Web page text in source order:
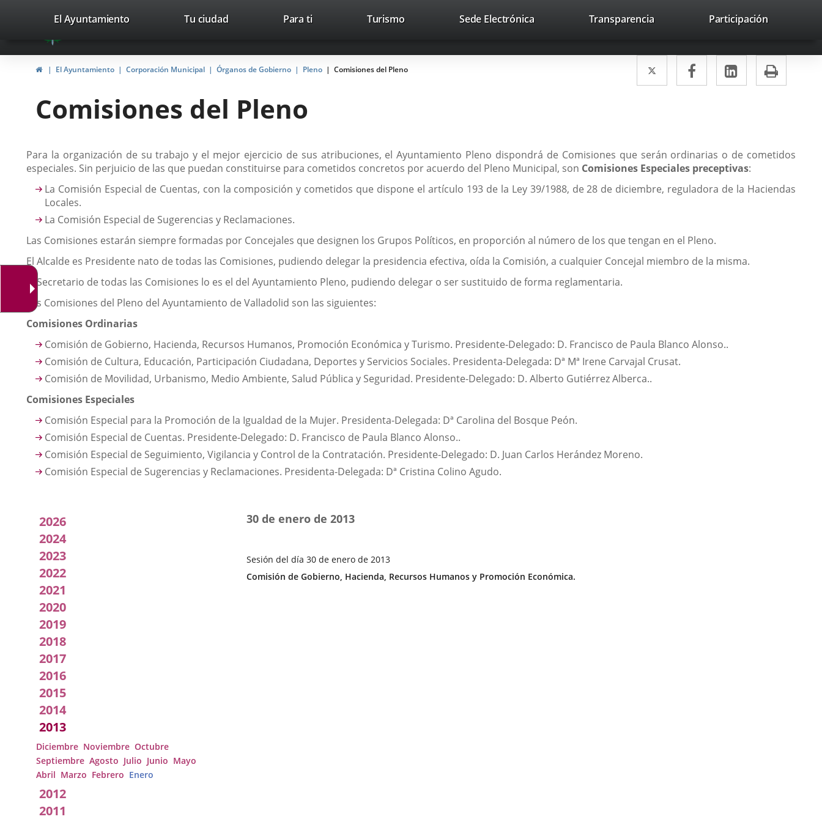
Portal
Web
del
avaTop Trabaja con nosotros Contacto avaHeaderSocial
Enlace
una
Enlace
una
aplicación
externa.
Enlace
una
aplicación
externa.
Buscar
valladolid.es
El Ayuntamiento Tu ciudad Para ti TurismoEste
abrirá
en
Sede ElectrónicaEnlace
aplicación
Transparencia Participación
InicioEl Ayuntamiento Corporación Municipal Órganos de Gobierno Pleno Comisiones del Pleno Twitter
Enlace
a
externa.
Facebook
Enlace
a
externa.
LinkedIn
Enlace
a
externa.
Comisiones del Pleno
Descripción
Para la organización de su trabajo y el mejor ejercicio de sus atribuciones, el Ayuntamiento Pleno dispondrá de Comisiones que serán ordinarias o de cometidos
especiales. Sin perjuicio de las que puedan constituirse para cometidos concretos por acuerdo del Pleno Municipal, son Comisiones Especiales preceptivas:
La Comisión Especial de Cuentas, con la composición y cometidos que dispone el artículo 193 de la Ley 39/1988, de 28 de diciembre, reguladora de la Haciendas
Locales.
La Comisión Especial de Sugerencias y Reclamaciones.
Las Comisiones estarán siempre formadas por Concejales que designen los Grupos Políticos, en proporción al número de los que tengan en el Pleno.
El Alcalde es Presidente nato de todas las Comisiones, pudiendo delegar la presidencia efectiva, oída la Comisión, a cualquier Concejal miembro de la misma.
El Secretario de todas las Comisiones lo es el del Ayuntamiento Pleno, pudiendo delegar o ser sustituido de forma reglamentaria.
Las Comisiones del Pleno del Ayuntamiento de Valladolid son las siguientes:
Comisiones Ordinarias
Comisión de Gobierno, Hacienda, Recursos Humanos, Promoción Económica y Turismo. Presidente-Delegado: D. Francisco de Paula Blanco Alonso..
Comisión de Cultura, Educación, Participación Ciudadana, Deportes y Servicios Sociales. Presidenta-Delegada: Dª Mª Irene Carvajal Crusat.
Comisión de Movilidad, Urbanismo, Medio Ambiente, Salud Pública y Seguridad. Presidente-Delegado: D. Alberto Gutiérrez Alberca..
Comisiones Especiales
Comisión Especial para la Promoción de la Igualdad de la Mujer. Presidenta-Delegada: Dª Carolina del Bosque Peón.
Comisión Especial de Cuentas. Presidente-Delegado: D. Francisco de Paula Blanco Alonso..
Comisión Especial de Seguimiento, Vigilancia y Control de la Contratación. Presidente-Delegado: D. Juan Carlos Herández Moreno.
Comisión Especial de Sugerencias y Reclamaciones. Presidenta-Delegada: Dª Cristina Colino Agudo.
Acuerdos
adoptados
por
la
Comisión
2026
2024
2023
2022
2021
2020
2019
2018
2017
2016
2015
2014
2013
Diciembre Noviembre Octubre
Septiembre Agosto Julio Junio Mayo
Abril Marzo Febrero Enero
2012
2011
Sesión del día 30 de enero de 2013
Fecha
30 de enero de 2013
Categoría
Comisión de Gobierno, Hacienda, Recursos Humanos y Promoción Económica.